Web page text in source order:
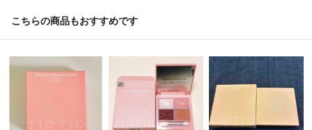
くことがありますのでご理解ください。
●専用ページとタイトルを変更いたしました後は、他の方のご購入はお
控えいただけますようよろしくお願いしますm(__)m
こちらの商品もおすすめです